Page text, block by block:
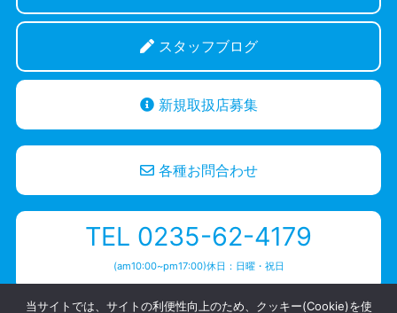
スタッフブログ
新規取扱店募集
各種お問合わせ
TEL 0235-62-4179
(am10:00~pm17:00)休日：日曜・祝日
当サイトでは、サイトの利便性向上のため、クッキー(Cookie)を使